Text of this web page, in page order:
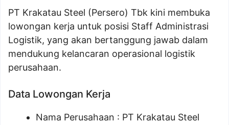
PT Krakatau Steel (Persero) Tbk kini membuka
lowongan kerja untuk posisi Staff Administrasi
Logistik, yang akan bertanggung jawab dalam
mendukung kelancaran operasional logistik
perusahaan.
Data Lowongan Kerja
Nama Perusahaan : PT Krakatau Steel